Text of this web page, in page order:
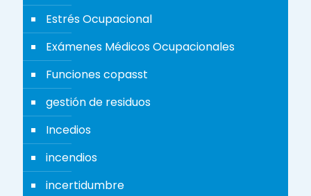
Estrés Ocupacional
Exámenes Médicos Ocupacionales
Funciones copasst
gestión de residuos
Incedios
incendios
incertidumbre